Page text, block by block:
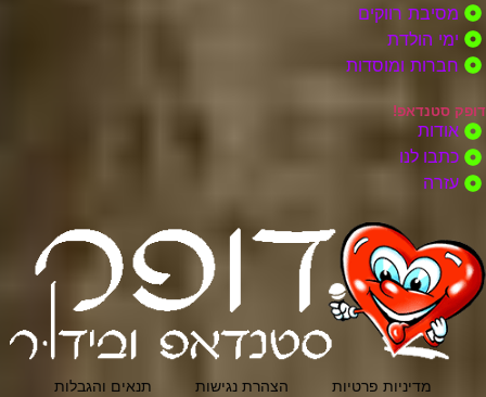
מסיבת רווקים
ימי הולדת
חברות ומוסדות
דופק סטנדאפ!
אודות
כתבו לנו
עזרה
מדיניות פרטיות הצהרת נגישות תנאים והגבלות